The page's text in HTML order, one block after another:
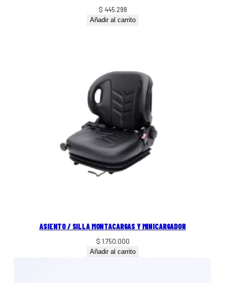
$ 445.298
Añadir al carrito
ASIENTO / SILLA MONTACARGAS Y MINICARGADOR
$ 1.750.000
Añadir al carrito